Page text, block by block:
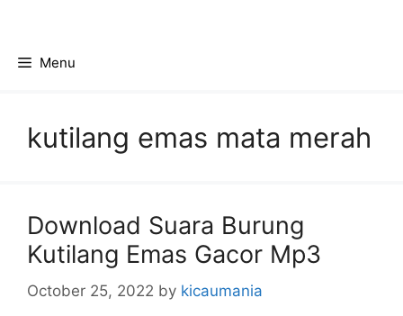
contentMenu
kutilang emas mata merah
Download Suara Burung
Kutilang Emas Gacor Mp3
October 25, 2022 by kicaumania